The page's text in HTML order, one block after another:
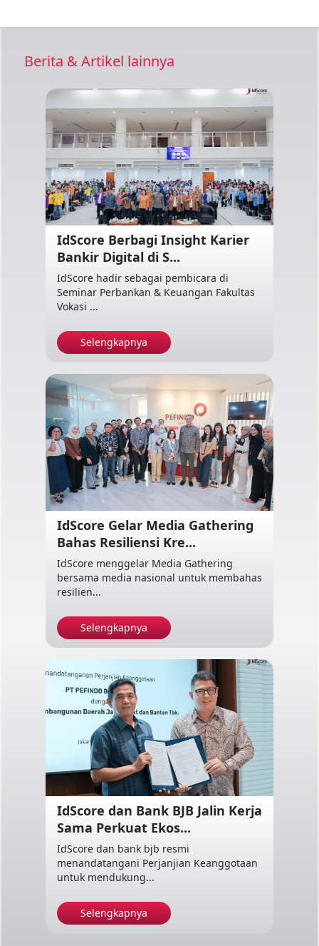
Berita & Artikel lainnya
IdScore Berbagi Insight Karier
Bankir Digital di S...
IdScore hadir sebagai pembicara di
Seminar Perbankan & Keuangan Fakultas
Vokasi ...
Selengkapnya
IdScore Gelar Media Gathering
Bahas Resiliensi Kre...
IdScore menggelar Media Gathering
bersama media nasional untuk membahas
resilien...
Selengkapnya
IdScore dan Bank BJB Jalin Kerja
Sama Perkuat Ekos...
IdScore dan bank bjb resmi
menandatangani Perjanjian Keanggotaan
untuk mendukung...
Selengkapnya